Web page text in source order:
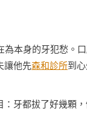
身的牙犯愁。口
讓他先森和診所到
都拔了好幾顆，